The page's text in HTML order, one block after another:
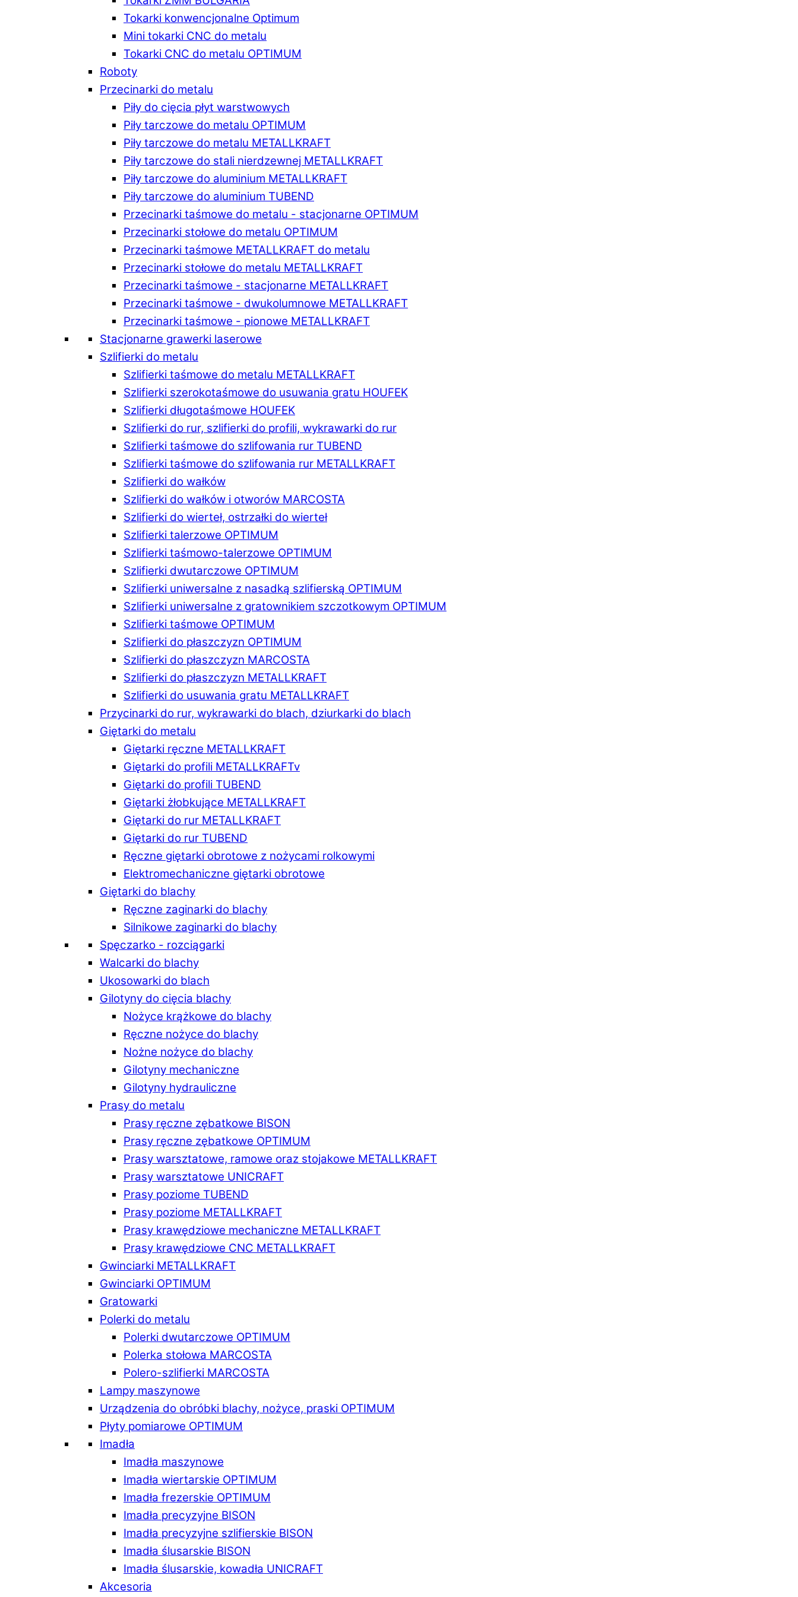
Tokarki konwencjonalne Optimum
Mini tokarki CNC do metalu
Tokarki CNC do metalu OPTIMUM
Roboty
Przecinarki do metalu
Piły do cięcia płyt warstwowych
Piły tarczowe do metalu OPTIMUM
Piły tarczowe do metalu METALLKRAFT
Piły tarczowe do stali nierdzewnej METALLKRAFT
Piły tarczowe do aluminium METALLKRAFT
Piły tarczowe do aluminium TUBEND
Przecinarki taśmowe do metalu - stacjonarne OPTIMUM
Przecinarki stołowe do metalu OPTIMUM
Przecinarki taśmowe METALLKRAFT do metalu
Przecinarki stołowe do metalu METALLKRAFT
Przecinarki taśmowe - stacjonarne METALLKRAFT
Przecinarki taśmowe - dwukolumnowe METALLKRAFT
Przecinarki taśmowe - pionowe METALLKRAFT
Stacjonarne grawerki laserowe
Szlifierki do metalu
Szlifierki taśmowe do metalu METALLKRAFT
Szlifierki szerokotaśmowe do usuwania gratu HOUFEK
Szlifierki długotaśmowe HOUFEK
Szlifierki do rur, szlifierki do profili, wykrawarki do rur
Szlifierki taśmowe do szlifowania rur TUBEND
Szlifierki taśmowe do szlifowania rur METALLKRAFT
Szlifierki do wałków
Szlifierki do wałków i otworów MARCOSTA
Szlifierki do wierteł, ostrzałki do wierteł
Szlifierki talerzowe OPTIMUM
Szlifierki taśmowo-talerzowe OPTIMUM
Szlifierki dwutarczowe OPTIMUM
Szlifierki uniwersalne z nasadką szlifierską OPTIMUM
Szlifierki uniwersalne z gratownikiem szczotkowym OPTIMUM
Szlifierki taśmowe OPTIMUM
Szlifierki do płaszczyzn OPTIMUM
Szlifierki do płaszczyzn MARCOSTA
Szlifierki do płaszczyzn METALLKRAFT
Szlifierki do usuwania gratu METALLKRAFT
Przycinarki do rur, wykrawarki do blach, dziurkarki do blach
Giętarki do metalu
Giętarki ręczne METALLKRAFT
Giętarki do profili METALLKRAFTv
Giętarki do profili TUBEND
Giętarki żłobkujące METALLKRAFT
Giętarki do rur METALLKRAFT
Giętarki do rur TUBEND
Ręczne giętarki obrotowe z nożycami rolkowymi
Elektromechaniczne giętarki obrotowe
Giętarki do blachy
Ręczne zaginarki do blachy
Silnikowe zaginarki do blachy
Spęczarko - rozciągarki
Walcarki do blachy
Ukosowarki do blach
Gilotyny do cięcia blachy
Nożyce krążkowe do blachy
Ręczne nożyce do blachy
Nożne nożyce do blachy
Gilotyny mechaniczne
Gilotyny hydrauliczne
Prasy do metalu
Prasy ręczne zębatkowe BISON
Prasy ręczne zębatkowe OPTIMUM
Prasy warsztatowe, ramowe oraz stojakowe METALLKRAFT
Prasy warsztatowe UNICRAFT
Prasy poziome TUBEND
Prasy poziome METALLKRAFT
Prasy krawędziowe mechaniczne METALLKRAFT
Prasy krawędziowe CNC METALLKRAFT
Gwinciarki METALLKRAFT
Gwinciarki OPTIMUM
Gratowarki
Polerki do metalu
Polerki dwutarczowe OPTIMUM
Polerka stołowa MARCOSTA
Polero-szlifierki MARCOSTA
Lampy maszynowe
Urządzenia do obróbki blachy, nożyce, praski OPTIMUM
Płyty pomiarowe OPTIMUM
Imadła
Imadła maszynowe
Imadła wiertarskie OPTIMUM
Imadła frezerskie OPTIMUM
Imadła precyzyjne BISON
Imadła precyzyjne szlifierskie BISON
Imadła ślusarskie BISON
Imadła ślusarskie, kowadła UNICRAFT
Akcesoria